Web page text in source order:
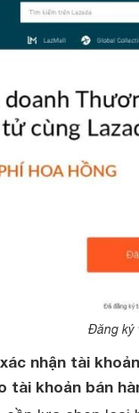
Đăng ký
nhận tài
tài khoản bán